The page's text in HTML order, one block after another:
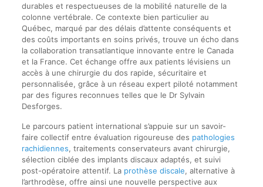
durables et respectueuses de la mobilité naturelle de la
colonne vertébrale. Ce contexte bien particulier au
Québec, marqué par des délais d’attente conséquents et
des coûts importants en soins privés, trouve un écho dans
la collaboration transatlantique innovante entre le Canada
et la France. Cet échange offre aux patients lévisiens un
accès à une chirurgie du dos rapide, sécuritaire et
personnalisée, grâce à un réseau expert piloté notamment
par des figures reconnues telles que le Dr Sylvain
Desforges.
Le parcours patient international s’appuie sur un savoir-
faire collectif entre évaluation rigoureuse des pathologies
rachidiennes, traitements conservateurs avant chirurgie,
sélection ciblée des implants discaux adaptés, et suivi
post-opératoire attentif. La prothèse discale, alternative à
l’arthrodèse, offre ainsi une nouvelle perspective aux